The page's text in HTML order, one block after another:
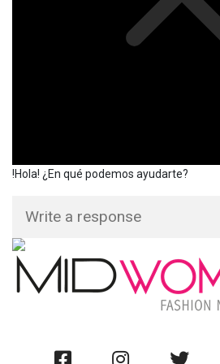
!Hola! ¿En qué podemos ayudarte?